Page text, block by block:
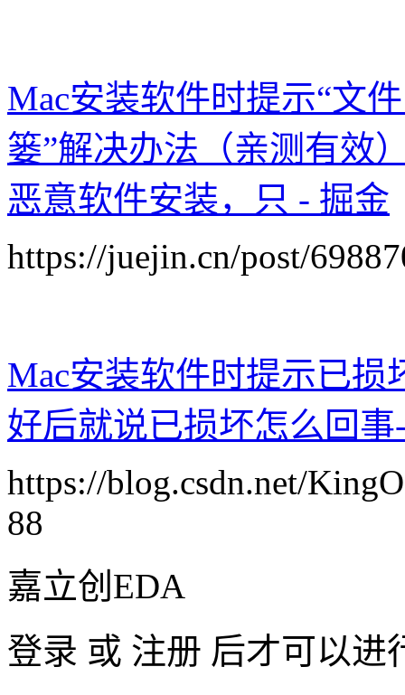
Mac安装软件时提示“文
篓”解决办法（亲测有效
恶意软件安装，只 - 掘金
https://juejin.cn/post/
Mac安装软件时提示已损
好后就说已损坏怎么回事
https://blog.csdn.net/
88
嘉立创EDA
登录 或 注册 后才可以进